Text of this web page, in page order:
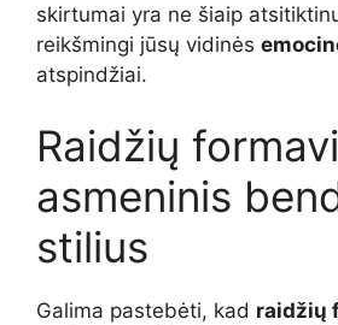
skirtumai yra ne šiaip
reikšmingi jūsų vidinės
atspindžiai.
Raidžių
asmeninis
stilius
Galima pastebėti, kad raidžių